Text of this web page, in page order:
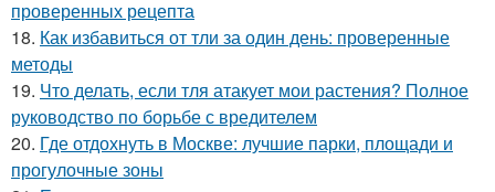
проверенных рецепта
18. Как избавиться от тли за один день: проверенные
методы
19. Что делать, если тля атакует мои растения? Полное
руководство по борьбе с вредителем
20. Где отдохнуть в Москве: лучшие парки, площади и
прогулочные зоны